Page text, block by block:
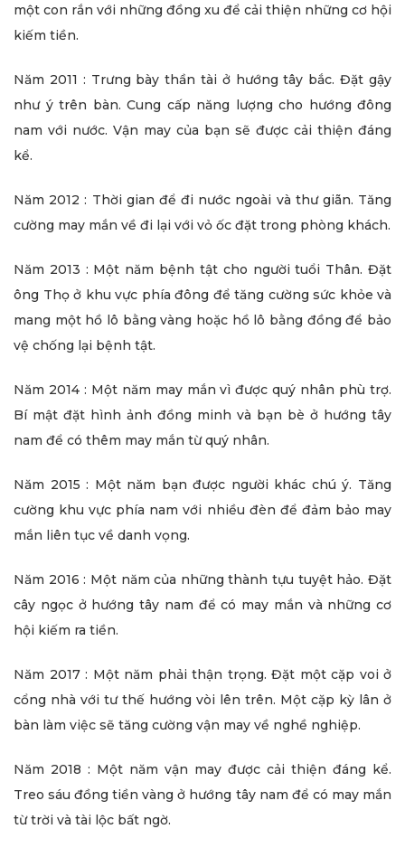
một con rắn với những đồng xu để cải thiện những cơ hội
kiếm tiền.
Năm 2011 : Trưng bày thần tài ở hướng tây bắc. Đặt gậy
như ý trên bàn. Cung cấp năng lượng cho hướng đông
nam với nước. Vận may của bạn sẽ được cải thiện đáng
kể.
Năm 2012 : Thời gian để đi nước ngoài và thư giãn. Tăng
cường may mắn về đi lại với vỏ ốc đặt trong phòng khách.
Năm 2013 : Một năm bệnh tật cho người tuổi Thân. Đặt
ông Thọ ở khu vực phía đông để tăng cường sức khỏe và
mang một hồ lô bằng vàng hoặc hồ lô bằng đồng để bảo
vệ chống lại bệnh tật.
Năm 2014 : Một năm may mắn vì được quý nhân phù trợ.
Bí mật đặt hình ảnh đồng minh và bạn bè ở hướng tây
nam để có thêm may mắn từ quý nhân.
Năm 2015 : Một năm bạn được người khác chú ý. Tăng
cường khu vực phía nam với nhiều đèn để đảm bảo may
mắn liên tục về danh vọng.
Năm 2016 : Một năm của những thành tựu tuyệt hảo. Đặt
cây ngọc ở hướng tây nam để có may mắn và những cơ
hội kiếm ra tiền.
Năm 2017 : Một năm phải thận trọng. Đặt một cặp voi ở
cổng nhà với tư thế hướng vòi lên trên. Một cặp kỳ lân ở
bàn làm việc sẽ tăng cường vận may về nghề nghiệp.
Năm 2018 : Một năm vận may được cải thiện đáng kể.
Treo sáu đồng tiền vàng ở hướng tây nam để có may mắn
từ trời và tài lộc bất ngờ.